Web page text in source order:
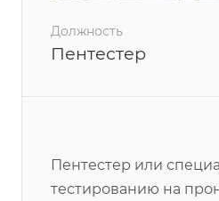
Должность
Пентестер
Пентестер или
тестированию на